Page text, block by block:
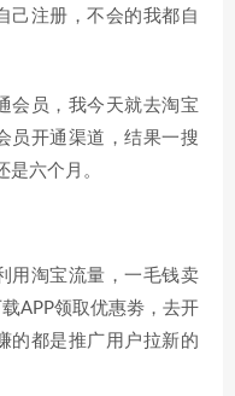
己注册，不会的我都自
会员，我今天就去淘宝
员开通渠道，结果一搜
六个月。
用淘宝流量，一毛钱卖
APP领取优惠劵，去开
的都是推广用户拉新的